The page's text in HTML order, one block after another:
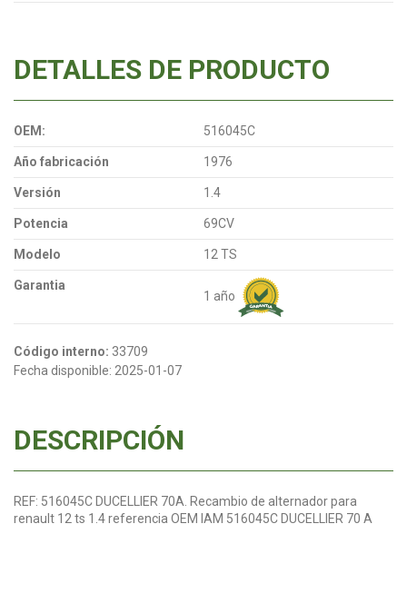
DETALLES DE PRODUCTO
OEM: 516045C
Año fabricación 1976
Versión 1.4
Potencia 69CV
Modelo 12 TS
Garantia
1 año
Código interno: 33709
Fecha disponible: 2025-01-07
DESCRIPCIÓN
REF: 516045C DUCELLIER 70A. Recambio de alternador para
renault 12 ts 1.4 referencia OEM IAM 516045C DUCELLIER 70 A